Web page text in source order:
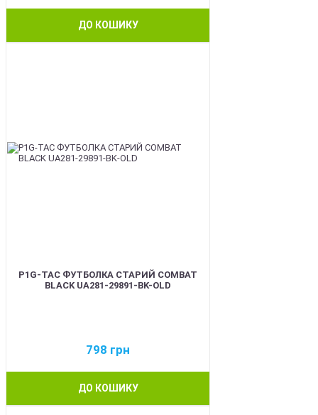
ДО КОШИКУ
P1G-TAC ФУТБОЛКА СТАРИЙ COMBAT
BLACK UA281-29891-BK-OLD
798 грн
ДО КОШИКУ